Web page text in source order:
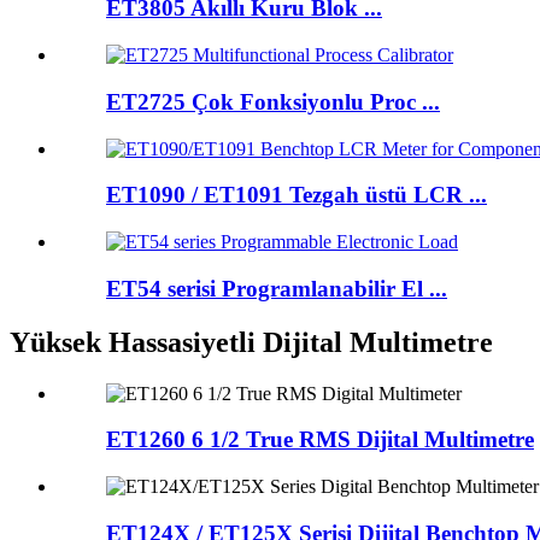
ET3805 Akıllı Kuru Blok ...
ET2725 Çok Fonksiyonlu Proc ...
ET1090 / ET1091 Tezgah üstü LCR ...
ET54 serisi Programlanabilir El ...
Yüksek Hassasiyetli Dijital Multimetre
ET1260 6 1/2 True RMS Dijital Multimetre
ET124X / ET125X Serisi Dijital Benchtop